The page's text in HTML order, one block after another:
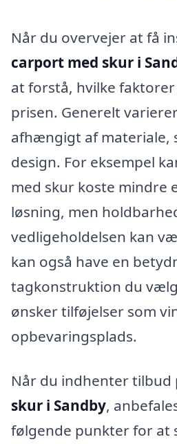
Når du overvejer at få
carport med skur i
at forstå, hvilke
prisen. Generelt
afhængigt af materiale,
design. For eksempel
med skur koste mindre
løsning, men
vedligeholdelsen kan
kan også have en
tagkonstruktion du
ønsker tilføjelser som
opbevaringsplads.
Når du indhenter tilbud
skur i Sandby,
følgende punkter for at